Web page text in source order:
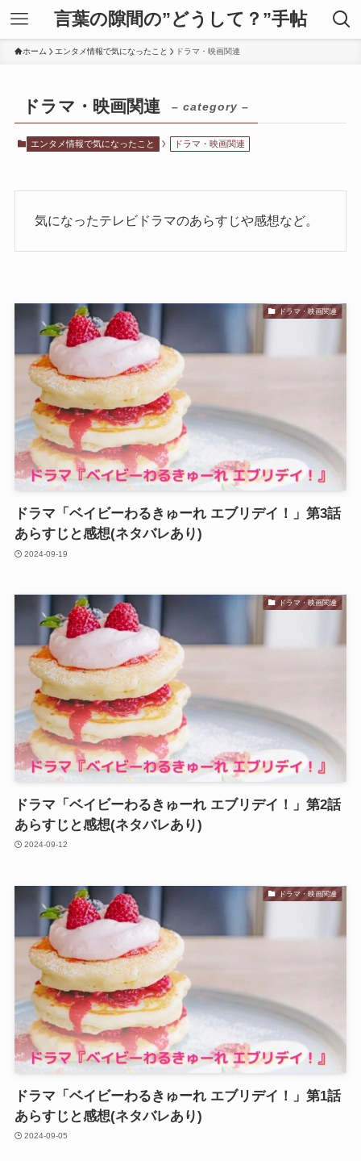
言葉の隙間の”どうして？”手帖
ホーム エンタメ情報で気になったこと ドラマ・映画関連
ドラマ・映画関連 – category –
エンタメ情報で気になったこと ドラマ・映画関連
気になったテレビドラマのあらすじや感想など。
ドラマ・映画関連
ドラマ「ベイビーわるきゅーれ エブリデイ！」第3話
あらすじと感想(ネタバレあり)
2024-09-19
ドラマ・映画関連
ドラマ「ベイビーわるきゅーれ エブリデイ！」第2話
あらすじと感想(ネタバレあり)
2024-09-12
ドラマ・映画関連
ドラマ「ベイビーわるきゅーれ エブリデイ！」第1話
あらすじと感想(ネタバレあり)
2024-09-05